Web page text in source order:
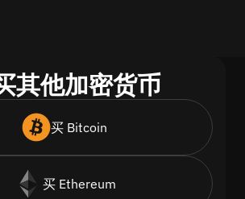
其他加密货币
买 Bitcoin
买 Ethereum